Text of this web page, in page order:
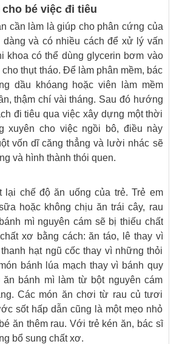
bé việc đi tiêu
cần làm là giúp cho phân cứng của
và có nhiều cách để xử lý vấn
khoa có thể dùng glycerin bơm vào
thụt tháo. Để làm phân mềm, bác
dầu khóang hoặc viên làm mềm
thậm chí vài tháng. Sau đó hướng
đi tiêu qua việc xây dựng một thời
xuyên cho việc ngồi bô, điều này
vốn dĩ căng thẳng và lười nhác sẽ
và hình thành thói quen.
lại chế độ ăn uống của trẻ. Trẻ em
hoặc không chịu ăn trái cây, rau
mì nguyên cám sẽ bị thiếu chất
xơ bằng cách: ăn táo, lê thay vì
hạt ngũ cốc thay vì những thỏi
bánh lúa mạch thay vì bánh quy
bánh mì làm từ bột nguyên cám
Các món ăn chơi từ rau củ tươi
sốt hấp dẫn cũng là một mẹo nhỏ
ăn thêm rau. Với trẻ kén ăn, bác sĩ
bổ sung chất xơ.